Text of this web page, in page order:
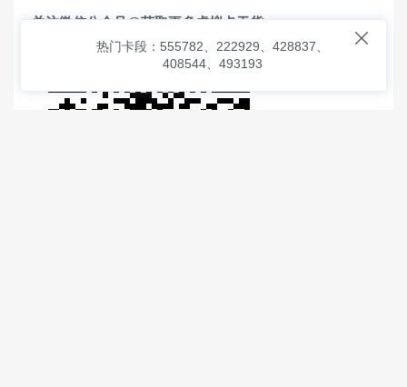
关注微信公众号@获取更多虚拟卡干货

热门卡段：555782、222929、428837、
408544、493193